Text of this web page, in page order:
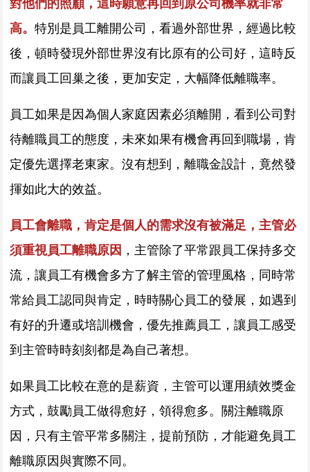
對他們的照顧，這時願意再回到原公司機率就非常
高。特別是員工離開公司，看過外部世界，經過比較
後，頓時發現外部世界沒有比原有的公司好，這時反
而讓員工回巢之後，更加安定，大幅降低離職率。
員工如果是因為個人家庭因素必須離開，看到公司對
待離職員工的態度，未來如果有機會再回到職場，肯
定優先選擇老東家。沒有想到，離職金設計，竟然發
揮如此大的效益。
員工會離職，肯定是個人的需求沒有被滿足，主管必
須重視員工離職原因 ，主管除了平常跟員工保持多交
流，讓員工有機會多方了解主管的管理風格，同時常
常給員工認同與肯定，時時關心員工的發展，如遇到
有好的升遷或培訓機會，優先推薦員工，讓員工感受
到主管時時刻刻都是為自己著想。
如果員工比較在意的是薪資，主管可以運用績效獎金
方式，鼓勵員工做得愈好，領得愈多。 關注離職原
因，只有主管平常多關注，提前預防，才能避免員工
離職原因與實際不同。